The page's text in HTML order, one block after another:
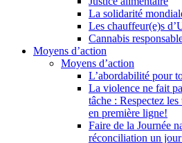
La solidarité
Les chauffeur(e)s
Cannabis
Moyens d’action
Moyens d’action
L’abordabilité pour
La violence ne fait
tâche : Respectez
en première ligne!
Faire de la Journée
réconciliation un